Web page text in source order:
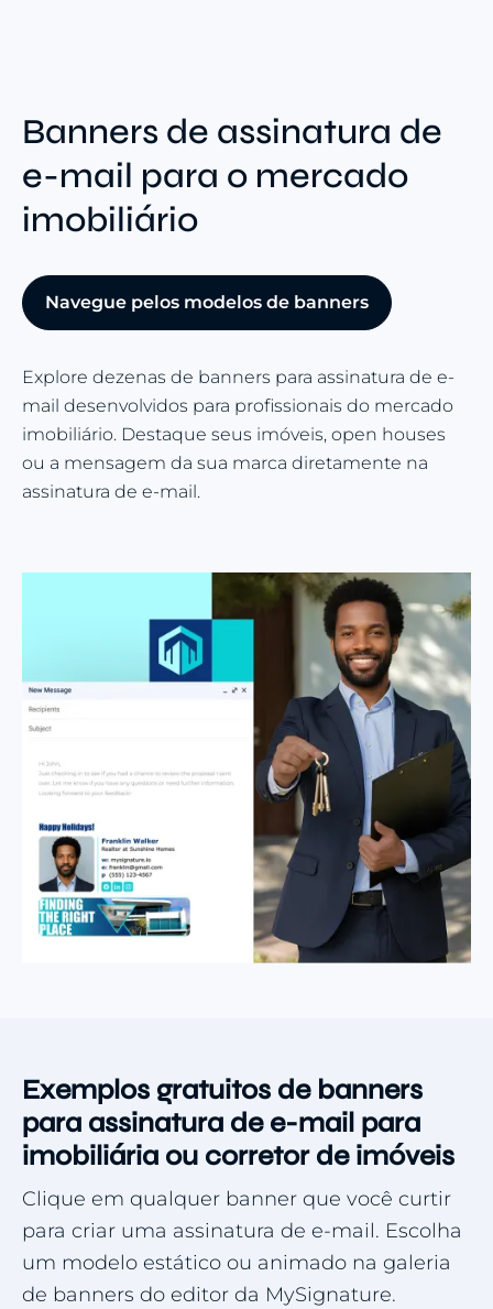
Banners de assinatura de
e-mail para o mercado
imobiliário
Navegue pelos modelos de banners
Explore dezenas de banners para assinatura de e-
mail desenvolvidos para profissionais do mercado
imobiliário. Destaque seus imóveis, open houses
ou a mensagem da sua marca diretamente na
assinatura de e-mail.
Exemplos gratuitos de banners
para assinatura de e-mail para
imobiliária ou corretor de imóveis
Clique em qualquer banner que você curtir
para criar uma assinatura de e-mail. Escolha
um modelo estático ou animado na galeria
de banners do editor da MySignature.